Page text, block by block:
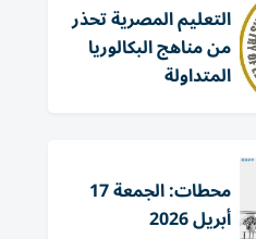
التعليم المصرية تحذر
من مناهج البكالوريا
المتداولة
محطات: الجمعة 17
أبريل 2026